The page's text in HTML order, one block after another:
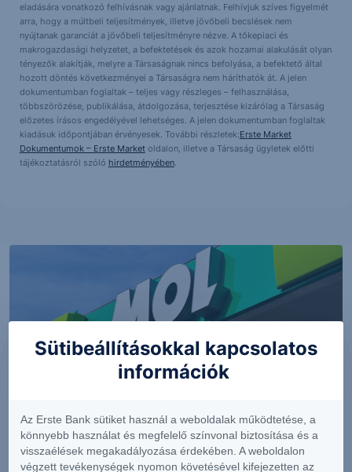
eladására vonatkozó felhívásnak vagy ajánlatnak. Felhívjuk szíves figyelmét
arra, hogy a múltbeli teljesítmények, illetve jövőbeli becslések nem
nyújtanak garanciát a jövőbeli teljesítményre nézve. A tőkepiaci és
makrogazdasági helyzetet, a befektetések és azok hozamai alakulását olyan
tényezők alakítják, melyre a Társaságnak nincs befolyása, a befektető által
hozott döntés következményei a Társaságra nem háríthatók át. A jelen
dokumentumban foglaltak – teljes vagy részleges – felhasználása,
többszörözése, publikálása, átdolgozása, terjesztése kizárólag a Társaság
előzetes írásos engedélyével lehetséges. A jelen dokumentumban foglaltak
kiadásuk időpontjában érvényesek. További részletek:Erste Market
Dokumentumok – Erste Marketoldalon, illetve a Társaság ügyletek előtti
tájékoztatásról szóló hirdetményében.
Erős lett a MOL második negyedéve
PIACI HÍREK
Sütibeállításokkal kapcsolatos
információk
Az Erste Bank sütiket használ a weboldalak működtetése, a
könnyebb használat és megfelelő színvonal biztosítása és a
visszaélések megakadályozása érdekében. A weboldalon
végzett tevékenységek nyomon követésével kifejezetten az